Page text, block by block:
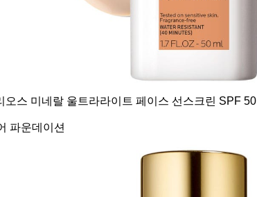
오스 미네랄 울트라라이트 페이스 선스크린 SPF 50
파운데이션